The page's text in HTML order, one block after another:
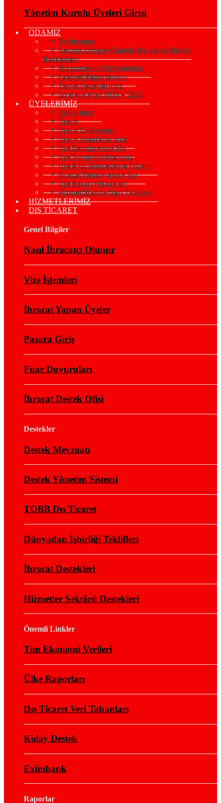
Yönetim Kurulu Üyeleri Girişi
ODAMIZ
Tarihçemiz
Geçmiş Dönem Yönetim Kurulu ve Meclis
Başkanları
Misyonumuz-Vizyonumuz
Faaliyet Raporlarımız
Temel Değerlerimiz
Stratejik Plan 2024 – 2027
ÜYELERİMİZ
Üyelerimiz
Üyelik
Üyelik Ön Başvuru
Üyelik Avantajlarımız
Üye Danışmanına Sor
Üye Sorumluluklarımız
Üye Bilgi Güncelleme Formu
İhracat Danışmanına Sor
Üye Başarı Hikayeleri
Hizmet Standartları Tablosu
HİZMETLERİMİZ
DIŞ TİCARET
Genel Bilgiler
Nasıl İhracatçı Olunur
Vize İşlemleri
İhracat Yapan Üyeler
Pazara Giriş
Fuar Duyuruları
İhracat Destek Ofisi
Destekler
Destek Mevzuatı
Destek Yönetim Sistemi
TOBB Dış Ticaret
Dünyadan İşbirliği Teklifleri
İhracat Destekleri
Hizmetler Sektörü Destekleri
Önemli Linkler
Tim Ekonomi Verileri
Ülke Raporları
Dış Ticaret Veri Tabanları
Kolay Destek
Eximbank
Raporlar